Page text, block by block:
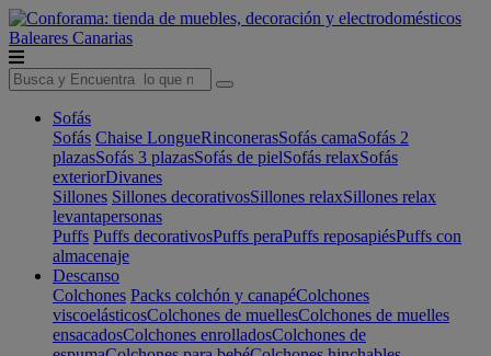
Baleares Canarias
Sofás
Sofás Chaise LongueRinconerasSofás camaSofás 2
plazasSofás 3 plazasSofás de pielSofás relaxSofás
exteriorDivanes
Sillones Sillones decorativosSillones relaxSillones relax
levantapersonas
Puffs Puffs decorativosPuffs peraPuffs reposapiésPuffs con
almacenaje
Descanso
Colchones Packs colchón y canapéColchones
viscoelásticosColchones de muellesColchones de muelles
ensacadosColchones enrolladosColchones de